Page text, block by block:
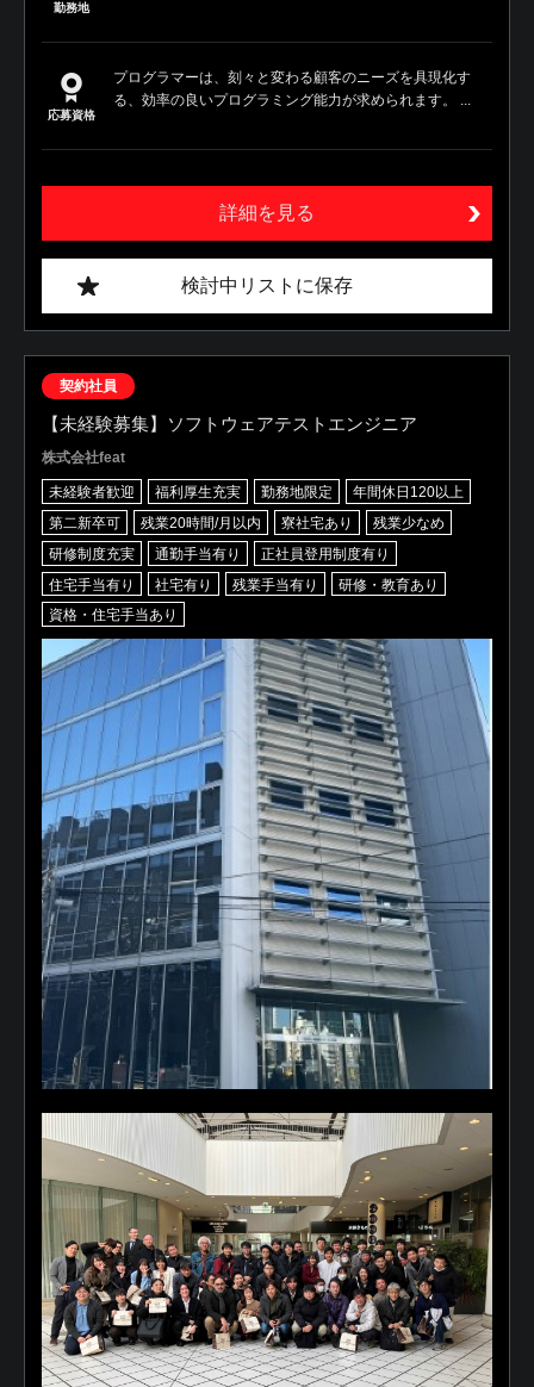
勤務地
応募資格
プログラマーは、刻々と変わる顧客のニーズを具現化す
る、効率の良いプログラミング能力が求められます。 ...
詳細を見る
検討中リストに保存
契約社員
【未経験募集】ソフトウェアテストエンジニア
株式会社feat
未経験者歓迎 福利厚生充実 勤務地限定
年間休日120以上
第二新卒可
残業20時間/月以内 寮社宅あり
残業少なめ
研修制度充実
通勤手当有り
正社員登用制度有り
住宅手当有り
社宅有り 残業手当有り
研修・教育あり
資格・住宅手当あり